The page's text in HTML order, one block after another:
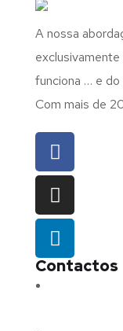
A nossa
funciona … e do
Com mais de
Contactos